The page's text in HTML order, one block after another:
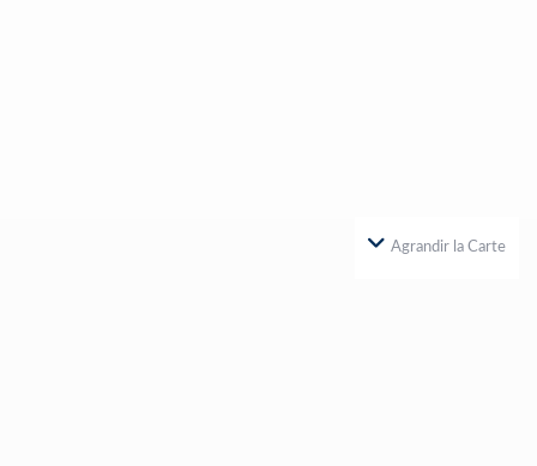
Agrandir la Carte